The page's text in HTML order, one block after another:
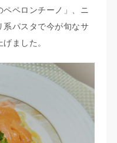
ペロンチーノ」、ニ
系パスタで今が旬なサ
ました。